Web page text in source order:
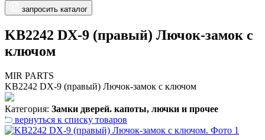
запросить каталог
KB2242 DX-9 (правый) Лючок-замок с
ключом
MIR PARTS
KB2242 DX-9 (правый) Лючок-замок с ключом
Категория: Замки дверей. капоты, лючки и прочее
вернуться к списку товаров